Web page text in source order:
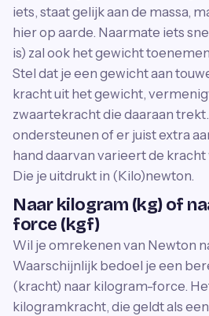
iets, staat gelijk aan de massa,
hier op aarde. Naarmate iets
is) zal ook het gewicht
Stel dat je een gewicht aan
kracht uit het gewicht,
zwaartekracht die daaraan
ondersteunen of er juist extra
hand daarvan varieert de kracht
Die je uitdrukt in (Kilo)newton.
Naar kilogram (kg) of
force (kgf)
Wil je omrekenen van Newton
Waarschijnlijk bedoel je een
(kracht) naar kilogram-force.
kilogramkracht, die geldt als